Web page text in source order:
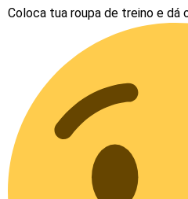
Coloca tua roupa de treino e dá